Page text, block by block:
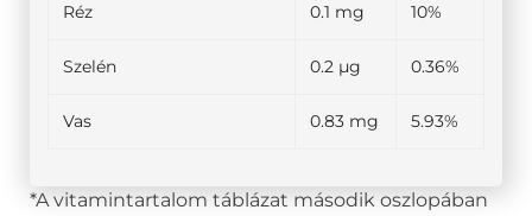
Réz 0.1 mg 10%
Szelén 0.2 µg 0.36%
Vas 0.83 mg 5.93%
*A vitamintartalom táblázat második oszlopában